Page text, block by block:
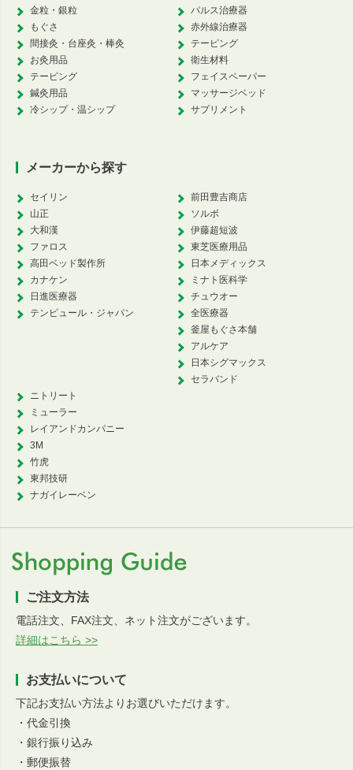
金粒・銀粒
もぐさ
間接灸・台座灸・棒灸
お灸用品
テーピング
鍼灸用品
冷シップ・温シップ
パルス治療器
赤外線治療器
テーピング
衛生材料
フェイスペーパー
マッサージベッド
サプリメント
メーカーから探す
セイリン
山正
大和漢
ファロス
高田ベッド製作所
カナケン
日進医療器
テンピュール・ジャパン
前田豊吉商店
ソルボ
伊藤超短波
東芝医療用品
日本メディックス
ミナト医科学
チュウオー
全医療器
釜屋もぐさ本舗
アルケア
日本シグマックス
セラバンド
ニトリート
ミューラー
レイアンドカンパニー
3M
竹虎
東邦技研
ナガイレーベン
ご注文方法
電話注文、FAX注文、ネット注文がございます。
詳細はこちら >>
お支払いについて
下記お支払い方法よりお選びいただけます。
・代金引換
・銀行振り込み
・郵便振替